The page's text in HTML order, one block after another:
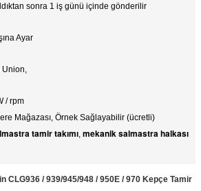
sonra 1 iş günü içinde gönderilir
Ayar
Union,
/ rpm
Mağazası, Örnek Sağlayabilir (ücretli)
tamir takımı, mekanik salmastra halkası
CLG936 / 939/945/948 / 950E / 970 Kepçe Tamir